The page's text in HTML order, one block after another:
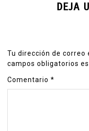
DEJA
Tu dirección de correo
campos obligatorios
Comentario *